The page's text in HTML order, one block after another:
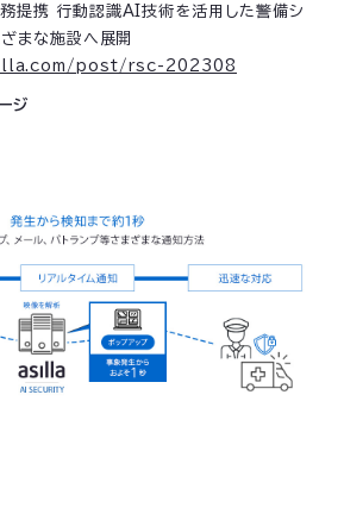
提携 行動認識AI技術を活用した警備シ
まな施設へ展開
post/rsc-202308
ジ